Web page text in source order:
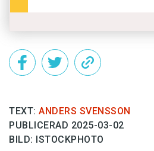
TEXT: ANDERS SVENSSON
PUBLICERAD 2025-03-02
BILD: ISTOCKPHOTO